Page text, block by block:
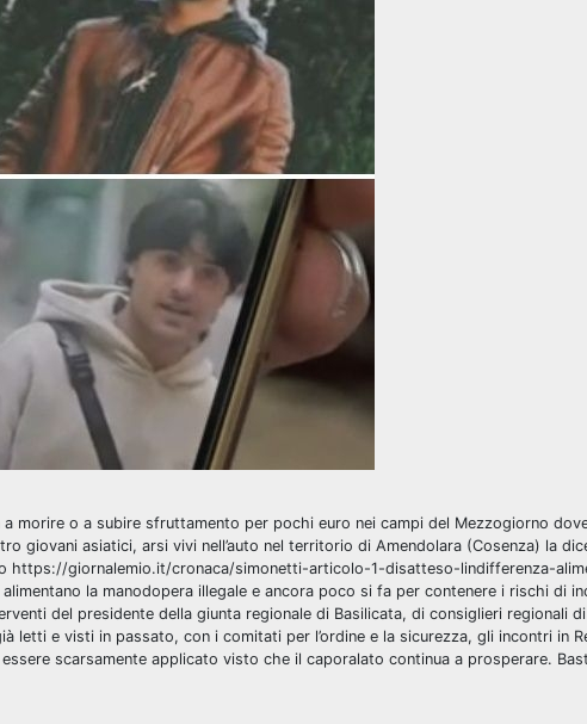
morire o a subire sfruttamento per pochi euro nei campi del Mezzogiorno
giovani asiatici, arsi vivi nell’auto nel territorio di Amendolara (Cosenza) la
https://giornalemio.it/cronaca/simonetti-articolo-1-disatteso-lindifferenza-
la manodopera illegale e ancora poco si fa per contenere i rischi di
del presidente della giunta regionale di Basilicata, di consiglieri regionali
letti e visti in passato, con i comitati per l’ordine e la sicurezza, gli incontri in
scarsamente applicato visto che il caporalato continua a prosperare.